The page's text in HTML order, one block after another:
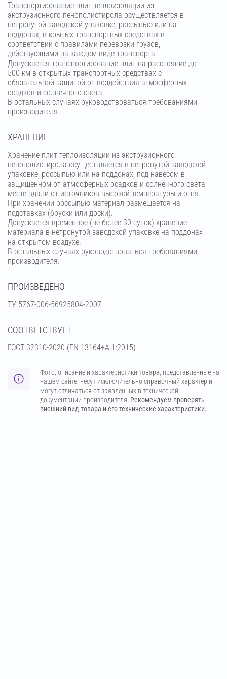
Транспортирование плит теплоизоляции из
экструзионного пенополистирола осуществляется в
нетронутой заводской упаковке, россыпью или на
поддонах, в крытых транспортных средствах в
соответствии с правилами перевозки грузов,
действующими на каждом виде транспорта.
Допускается транспортирование плит на расстояние до
500 км в открытых транспортных средствах с
обязательной защитой от воздействия атмосферных
осадков и солнечного света.
В остальных случаях руководствоваться требованиями
производителя.
ХРАНЕНИЕ
Хранение плит теплоизоляции из экструзионного
пенополистирола осуществляется в нетронутой заводской
упаковке, россыпью или на поддонах, под навесом в
защищенном от атмосферных осадков и солнечного света
месте вдали от источников высокой температуры и огня.
При хранении россыпью материал размещается на
подставках (бруски или доски).
Допускается временное (не более 30 суток) хранение
материала в нетронутой заводской упаковке на поддонах
на открытом воздухе.
В остальных случаях руководствоваться требованиями
производителя.
ПРОИЗВЕДЕНО
ТУ 5767-006-56925804-2007
СООТВЕТСТВУЕТ
ГОСТ 32310-2020 (EN 13164+A.1:2015)
Фото, описание и характеристики товара, представленные на
нашем сайте, несут исключительно справочный характер и
могут отличаться от заявленных в технической
документации производителя. Рекомендуем проверять
внешний вид товара и его технические характеристики.